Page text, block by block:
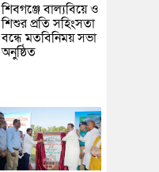
শিবগঞ্জে বাল্যবিয়ে ও
শিশুর প্রতি সহিংসতা
বন্ধে মতবিনিময় সভা
অনুষ্ঠিত